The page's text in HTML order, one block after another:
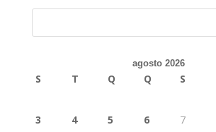
agosto 2026
S T Q Q S
3
4 5 6 7